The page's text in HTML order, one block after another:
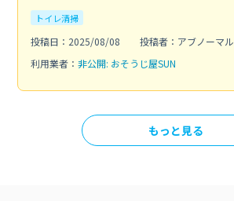
トイレ清掃
投稿日：2025/08/08
投稿者：アブノーマル
利用業者： 非公開: おそうじ屋SUN
もっと見る